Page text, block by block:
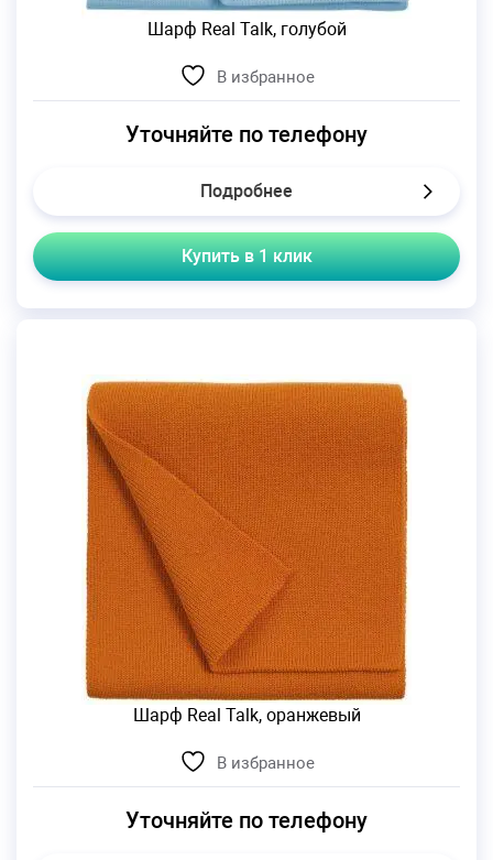
Шарф Real Talk, голубой
В избранное
Уточняйте по телефону
Подробнее
Купить в 1 клик
Шарф Real Talk, оранжевый
В избранное
Уточняйте по телефону